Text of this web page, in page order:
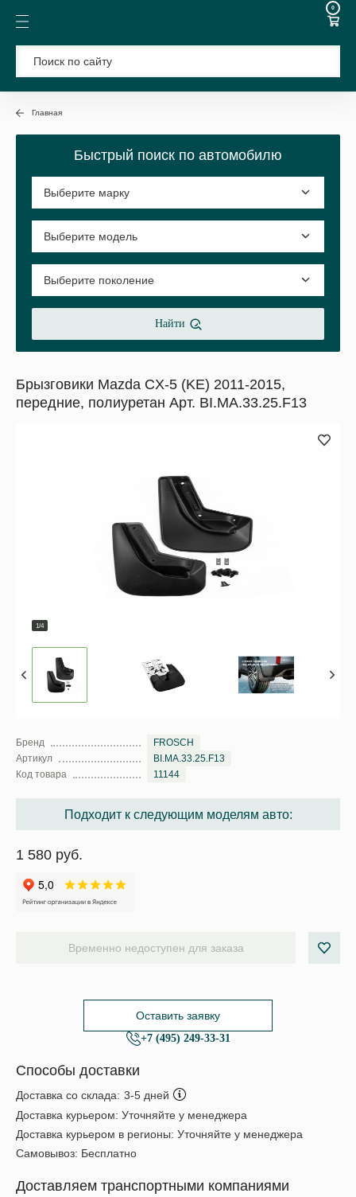
0
Главная
Быстрый поиск по автомобилю
Найти
Брызговики Mazda CX-5 (KE) 2011-2015,
передние, полиуретан Арт. BI.MA.33.25.F13
1/4
Бренд
FROSCH
Артикул
BI.MA.33.25.F13
Код товара
11144
Подходит к следующим моделям авто:
1 580 руб.
Временно недоступен для заказа
Оставить заявку
+7 (495) 249-33-31
Способы доставки
Доставка со склада: 3-5 дней
Доставка курьером: Уточняйте у менеджера
Доставка курьером в регионы: Уточняйте у менеджера
Самовывоз: Бесплатно
Доставляем транспортными компаниями